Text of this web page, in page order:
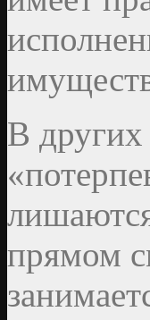
В других
прямом